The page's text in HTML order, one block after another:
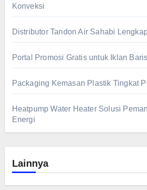
Konveksi
Distributor Tandon Air Sahabi
Portal Promosi Gratis untuk Iklan
Packaging Kemasan Plastik Tingkat
Heatpump Water Heater Solusi
Energi
Lainnya